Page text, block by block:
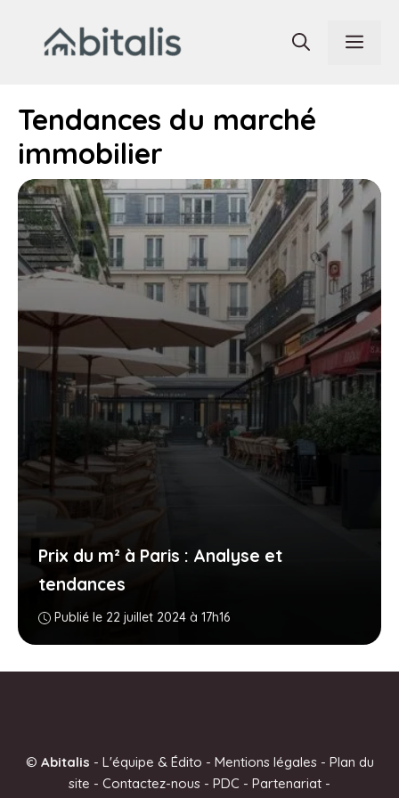
contenu
Tendances du marché
immobilier
Prix du m² à Paris : Analyse et
tendances
Publié le 22 juillet 2024 à 17h16
© Abitalis - L'équipe & Édito - Mentions légales- Plan du
site - Contactez-nous - PDC - Partenariat -